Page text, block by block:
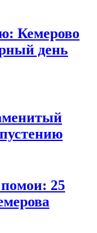
Кемерово
день
25